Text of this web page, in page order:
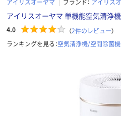
アイリスオーヤマ ブランド： アイリス
アイリスオーヤマ 単機能空気清浄
4.0 （2件のレビュー）
ランキングを見る：空気清浄機/空間除菌機